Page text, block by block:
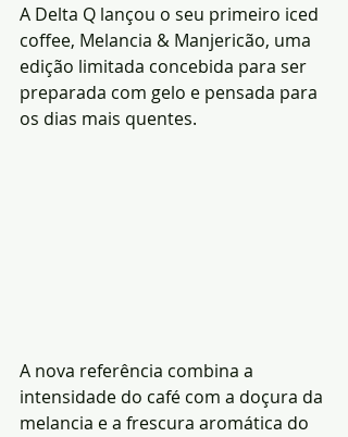
A Delta Q lançou o seu primeiro iced
coffee, Melancia & Manjericão, uma
edição limitada concebida para ser
preparada com gelo e pensada para
os dias mais quentes.
A nova referência combina a
intensidade do café com a doçura da
melancia e a frescura aromática do